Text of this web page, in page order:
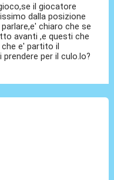
il giocatore
dalla posizione
chiaro che se
avanti ,e questi che
e' partito il
per il culo.lo?